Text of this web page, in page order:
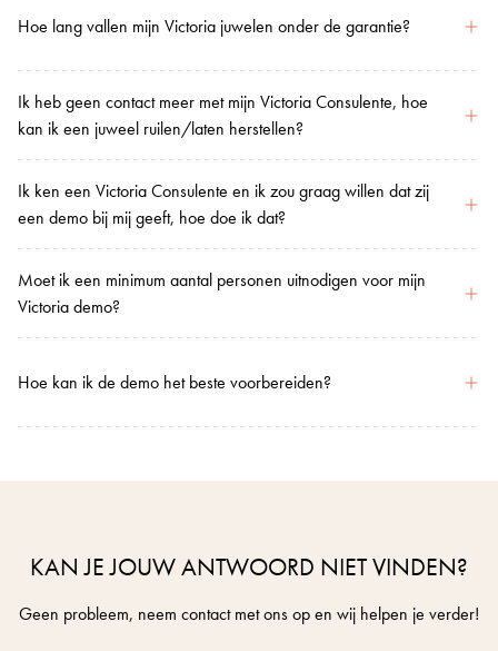
Hoe lang vallen mijn Victoria juwelen onder de garantie?
Ik heb geen contact meer met mijn Victoria Consulente, hoe
kan ik een juweel ruilen/laten herstellen?
Ik ken een Victoria Consulente en ik zou graag willen dat zij
een demo bij mij geeft, hoe doe ik dat?
Moet ik een minimum aantal personen uitnodigen voor mijn
Victoria demo?
Hoe kan ik de demo het beste voorbereiden?
KAN JE JOUW ANTWOORD NIET VINDEN?
Geen probleem, neem contact met ons op en wij helpen je verder!